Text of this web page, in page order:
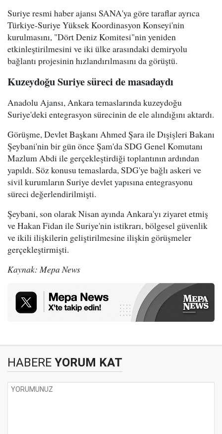
Suriye resmi haber ajansı SANA'ya göre taraflar ayrıca
Türkiye-Suriye Yüksek Koordinasyon Konseyi'nin
kurulmasını, "Dört Deniz Komitesi"nin yeniden
etkinleştirilmesini ve iki ülke arasındaki demiryolu
bağlantı projesinin hızlandırılmasını da görüştü.
Kuzeydoğu Suriye süreci de masadaydı
Anadolu Ajansı, Ankara temaslarında kuzeydoğu
Suriye'deki entegrasyon sürecinin de ele alındığını aktardı.
Görüşme, Devlet Başkanı Ahmed Şara ile Dışişleri Bakanı
Şeybani'nin bir gün önce Şam'da SDG Genel Komutanı
Mazlum Abdi ile gerçekleştirdiği toplantının ardından
yapıldı. Söz konusu temaslarda, SDG'ye bağlı askeri ve
sivil kurumların Suriye devlet yapısına entegrasyonu
süreci değerlendirilmişti.
Şeybani, son olarak Nisan ayında Ankara'yı ziyaret etmiş
ve Hakan Fidan ile Suriye'nin istikrarı, bölgesel güvenlik
ve ikili ilişkilerin geliştirilmesine ilişkin görüşmeler
gerçekleştirmişti.
Kaynak: Mepa News
HABERE YORUM KAT